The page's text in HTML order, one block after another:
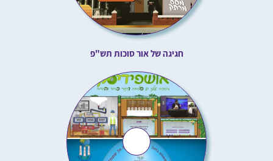
חגיגה של אור סוכות תש"פ